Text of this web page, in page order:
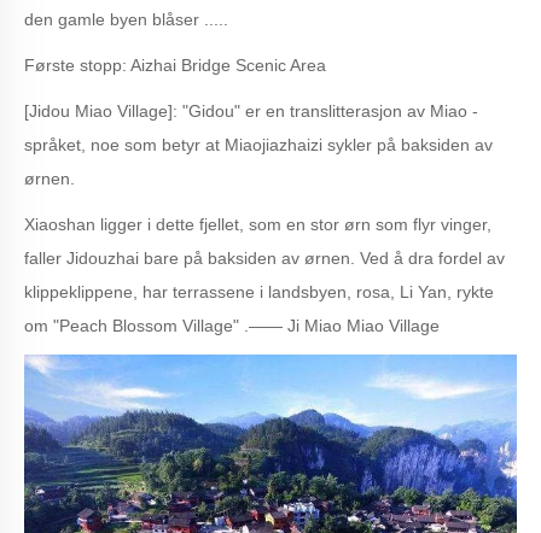
den gamle byen blåser .....
Første stopp: Aizhai Bridge Scenic Area
[Jidou Miao Village]: "Gidou" er en translitterasjon av Miao -
språket, noe som betyr at Miaojiazhaizi sykler på baksiden av
ørnen.
Xiaoshan ligger i dette fjellet, som en stor ørn som flyr vinger,
faller Jidouzhai bare på baksiden av ørnen. Ved å dra fordel av
klippeklippene, har terrassene i landsbyen, rosa, Li Yan, rykte
om "Peach Blossom Village" .—— Ji Miao Miao Village